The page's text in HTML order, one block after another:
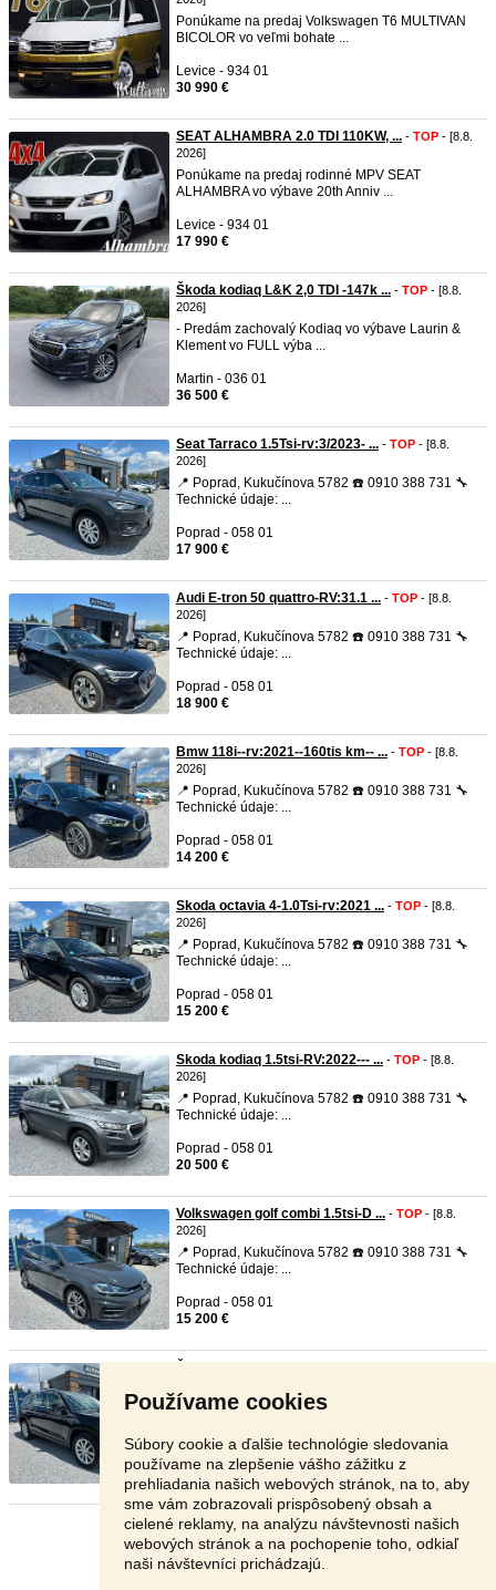
Používame cookies
Súbory cookie a ďalšie technológie sledovania
používame na zlepšenie vášho zážitku z
prehliadania našich webových stránok, na to, aby
sme vám zobrazovali prispôsobený obsah a
cielené reklamy, na analýzu návštevnosti našich
webových stránok a na pochopenie toho, odkiaľ
naši návštevníci prichádzajú.
Ponúkame na predaj Volkswagen T6 MULTIVAN
BICOLOR vo veľmi bohate ...
Levice - 934 01
30 990 €
SEAT ALHAMBRA 2.0 TDI 110KW, ... - TOP - [8.8.
2026]
Ponúkame na predaj rodinné MPV SEAT
ALHAMBRA vo výbave 20th Anniv ...
Levice - 934 01
17 990 €
Škoda kodiaq L&K 2,0 TDI -147k ... - TOP - [8.8.
2026]
- Predám zachovalý Kodiaq vo výbave Laurin &
Klement vo FULL výba ...
Martin - 036 01
36 500 €
Seat Tarraco 1.5Tsi-rv:3/2023- ... - TOP - [8.8.
2026]
📍 Poprad, Kukučínova 5782 ☎️ 0910 388 731 🔧
Technické údaje: ...
Poprad - 058 01
17 900 €
Audi E-tron 50 quattro-RV:31.1 ... - TOP - [8.8.
2026]
📍 Poprad, Kukučínova 5782 ☎️ 0910 388 731 🔧
Technické údaje: ...
Poprad - 058 01
18 900 €
Bmw 118i--rv:2021--160tis km-- ... - TOP - [8.8.
2026]
📍 Poprad, Kukučínova 5782 ☎️ 0910 388 731 🔧
Technické údaje: ...
Poprad - 058 01
14 200 €
Skoda octavia 4-1.0Tsi-rv:2021 ... - TOP - [8.8.
2026]
📍 Poprad, Kukučínova 5782 ☎️ 0910 388 731 🔧
Technické údaje: ...
Poprad - 058 01
15 200 €
Skoda kodiaq 1.5tsi-RV:2022--- ... - TOP - [8.8.
2026]
📍 Poprad, Kukučínova 5782 ☎️ 0910 388 731 🔧
Technické údaje: ...
Poprad - 058 01
20 500 €
Volkswagen golf combi 1.5tsi-D ... - TOP - [8.8.
2026]
📍 Poprad, Kukučínova 5782 ☎️ 0910 388 731 🔧
Technické údaje: ...
Poprad - 058 01
15 200 €
📍 Poprad, Kukučínova 5782 ☎️ 0910 388 731 🔧
Poprad - 058 01
22 200 €
Stránka: 1 2 3 Ďalšia